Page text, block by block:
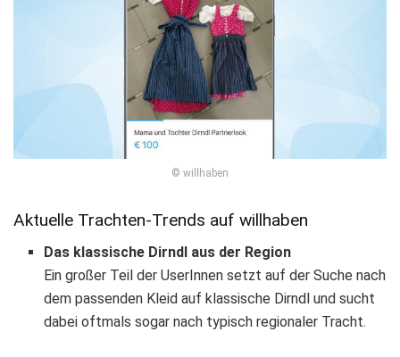
© willhaben
Aktuelle Trachten-Trends auf willhaben
Das klassische Dirndl aus der Region
Ein großer Teil der UserInnen setzt auf der Suche nach
dem passenden Kleid auf klassische Dirndl und sucht
dabei oftmals sogar nach typisch regionaler Tracht.